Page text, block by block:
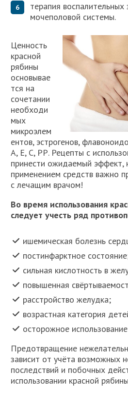
терапия воспалительных
мочеполовой системы.
Ценность
красной
рябины
основывае
тся на
сочетании
необходи
мых
микроэлем
ентов, эстрогенов,
А, Е, С, РР. Рецепты с
принести ожидаемый эффект,
применением средств важно
с лечащим врачом!
Во время использования
следует учесть ряд
ишемическая болезнь
постинфарктное
сильная кислотность в
повышенная
расстройство желудка;
возрастная категория
осторожное
Предотвращение
зависит от учёта возможных
последствий и побочных
использовании красной